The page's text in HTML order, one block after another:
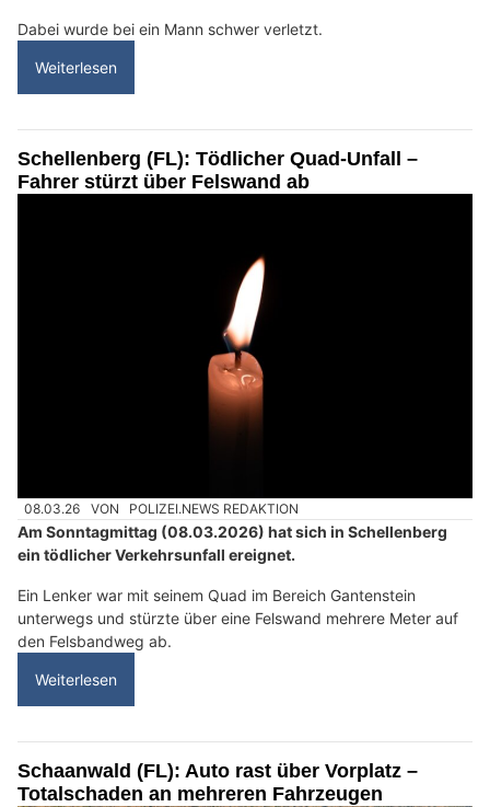
Dabei wurde bei ein Mann schwer verletzt.
Weiterlesen
Schellenberg (FL): Tödlicher Quad-Unfall –
Fahrer stürzt über Felswand ab
08.03.26 VON POLIZEI.NEWS REDAKTION
Am Sonntagmittag (08.03.2026) hat sich in Schellenberg
ein tödlicher Verkehrsunfall ereignet.
Ein Lenker war mit seinem Quad im Bereich Gantenstein
unterwegs und stürzte über eine Felswand mehrere Meter auf
den Felsbandweg ab.
Weiterlesen
Schaanwald (FL): Auto rast über Vorplatz –
Totalschaden an mehreren Fahrzeugen